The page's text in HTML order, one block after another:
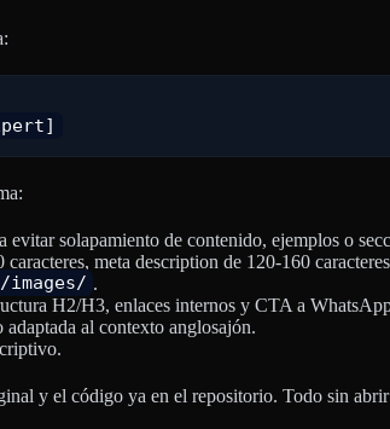
evitar solapamiento de contenido, ejemplos o
meta description de 120-160
.
H2/H3, enlaces internos y CTA a
al contexto anglosajón.
y el código ya en el repositorio. Todo sin